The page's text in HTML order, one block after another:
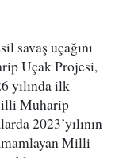
savaş uçağını
Uçak Projesi,
yılında ilk
Muharip
2023’yılının
Milli